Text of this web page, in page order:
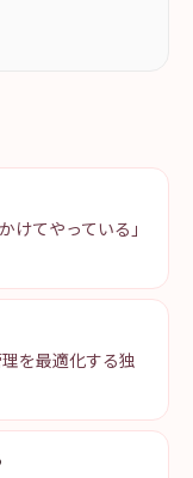
けてやっている」
を最適化する独